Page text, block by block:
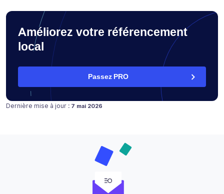
Améliorez votre référencement
local
Passez PRO
Dernière mise à jour : Publié le
7 mai 2026